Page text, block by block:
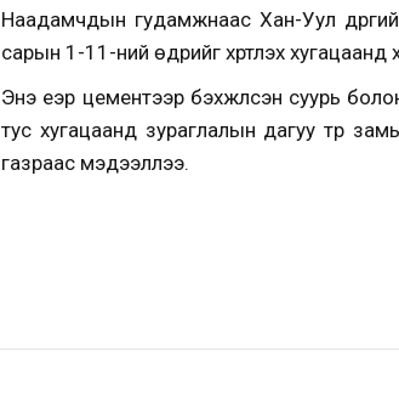
Наадамчдын гудамжнаас Хан-Уул
сарын 1-11-ний өдрийг хүртлэх хугацаанд
Энэ үеэр цементээр бэхжүүлсэн суурь
тус хугацаанд зураглалын дагуу түр
газраас мэдээллээ.